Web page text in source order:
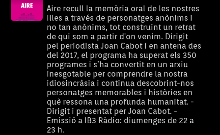
07/06/2026 22:04:00
Aire
56 min
31/05/2026 22:04:00
Aire
56 min
24/05/2026 22:04:00
Aire
56 min
17/05/2026 22:04:00
Aire
56 min
Aire recull la memòria oral de les nostres
Illes a través de personatges anònims i
no tan anònims, tot construint un retrat
de qui som a partir d'on venim. Dirigit
pel periodista Joan Cabot i en antena des
del 2017, el programa ha superat els 350
programes i s’ha convertit en un arxiu
inesgotable per comprendre la nostra
idiosincràsia i continua descobrint-nos
personatges memorables i històries en
què ressona una profunda humanitat. -
Dirigit i presentat per Joan Cabot. -
Emissió a IB3 Ràdio: diumenges de 22 a
23 h.